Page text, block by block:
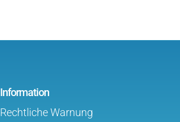
Information
Rechtliche Warnung